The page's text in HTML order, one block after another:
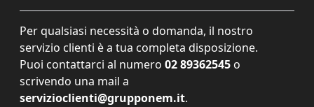
Per qualsiasi necessità o domanda, il nostro
servizio clienti è a tua completa disposizione.
Puoi contattarci al numero 02 89362545 o
scrivendo una mail a
servizioclienti@grupponem.it.